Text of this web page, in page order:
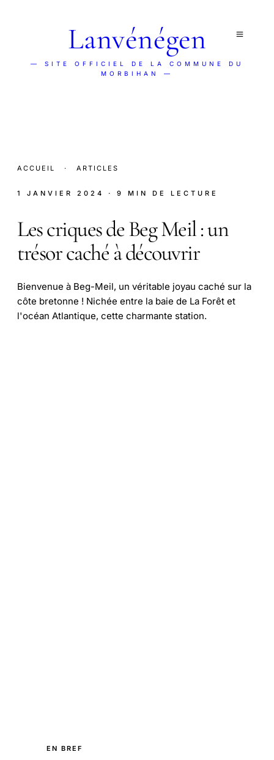
Lanvénégen
— SITE OFFICIEL DE LA COMMUNE DU
MORBIHAN —
ACCUEIL · ARTICLES
1 JANVIER 2024 · 9 MIN DE LECTURE
Les criques de Beg Meil : un
trésor caché à découvrir
Bienvenue à Beg-Meil, un véritable joyau caché sur la
côte bretonne ! Nichée entre la baie de La Forêt et
l'océan Atlantique, cette charmante station.
EN BREF